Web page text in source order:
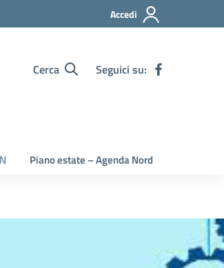
Accedi
Cerca Seguici su:
Piano estate – Agenda Nord